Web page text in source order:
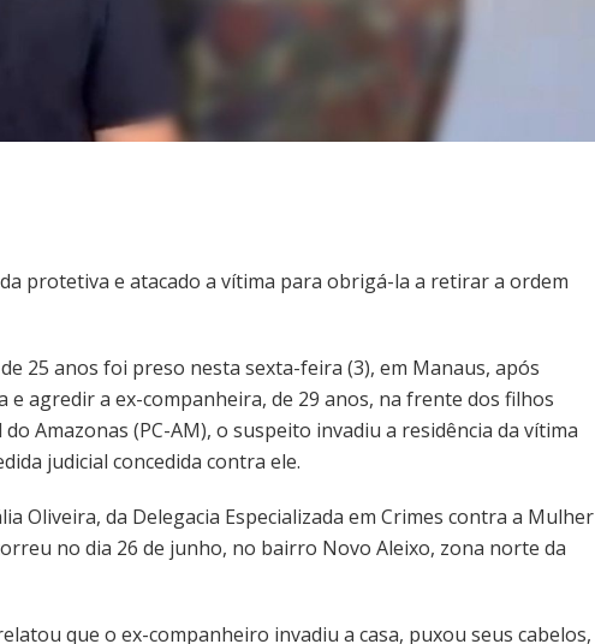
protetiva e atacado a vítima para obrigá-la a retirar a ordem
25 anos foi preso nesta sexta-feira (3), em Manaus, após
agredir a ex-companheira, de 29 anos, na frente dos filhos
Amazonas (PC-AM), o suspeito invadiu a residência da vítima
judicial concedida contra ele.
Oliveira, da Delegacia Especializada em Crimes contra a Mulher
no dia 26 de junho, no bairro Novo Aleixo, zona norte da
que o ex-companheiro invadiu a casa, puxou seus cabelos,